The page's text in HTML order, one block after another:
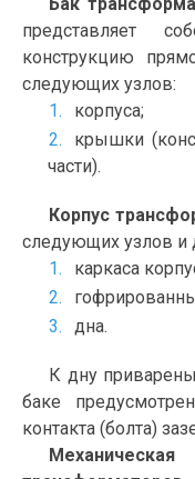
представляет
конструкцию
следующих узлов:
корпуса;
крышки
части).
Корпус
следующих узлов и
каркаса
дна.
К дну
баке
контакта (болта)